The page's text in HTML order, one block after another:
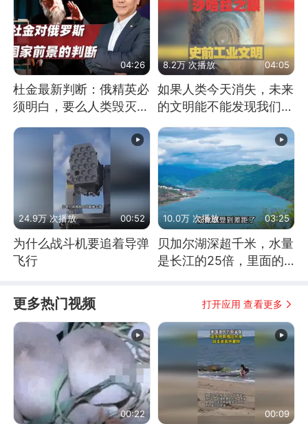
04:26
杜金最新判断：俄精英必
须明白，要么人类毁灭，
8.2万 次播放 04:05
如果人类今天消失，未来
的文明能不能发现我们存
24.9万 次播放 00:52
为什么战斗机要追着导弹
飞行
10.0万 次播放 03:25
贝加尔湖深超千米，水量
是长江的25倍，里面的
更多热门视频 打开应用 查看更多
00:22 00:09